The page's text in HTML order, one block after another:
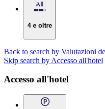
4 e oltre
Back to search by Valutazioni
Skip search by Accesso all'hotel
Accesso all'hotel